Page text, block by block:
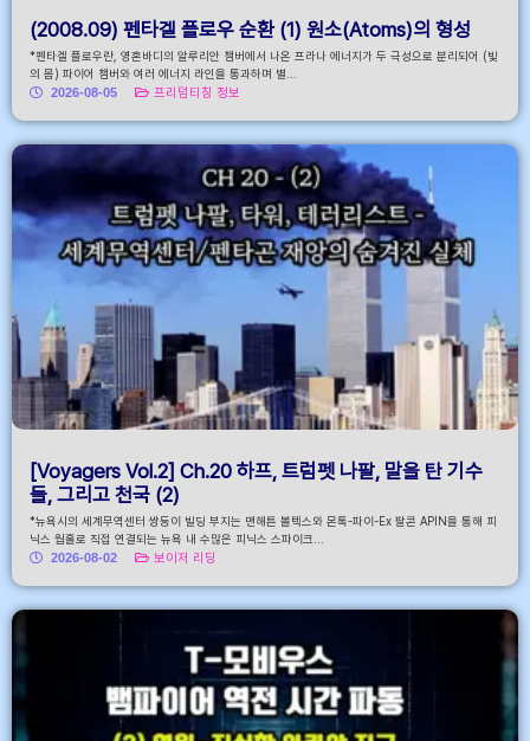
(2008.09) 펜타겔 플로우 순환 (1) 원소(Atoms)의 형성
*펜타겔 플로우란, 영혼바디의 알루리안 챔버에서 나온 프라나 에너지가 두 극성으로 분리되어 (빛
의 몸) 파이어 챔버와 여러 에너지 라인을 통과하며 별...
2026-08-05
프리덤티칭 정보
[Voyagers Vol.2] Ch.20 하프, 트럼펫 나팔, 말을 탄 기수
들, 그리고 천국 (2)
*뉴욕시의 세계무역센터 쌍둥이 빌딩 부지는 맨해튼 볼텍스와 몬톡-파이-Ex 팔콘 APIN을 통해 피
닉스 웜홀로 직접 연결되는 뉴욕 내 수많은 피닉스 스파이크...
2026-08-02
보이저 리딩